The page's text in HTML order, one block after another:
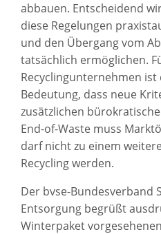
abbauen. Entscheidend
diese Regelungen
und den Übergang vom
tatsächlich ermöglichen.
Recyclingunternehmen
Bedeutung, dass neue
zusätzlichen
End-of-Waste muss
darf nicht zu einem
Recycling werden.
Der bvse-Bundesverband
Entsorgung begrüßt
Winterpaket